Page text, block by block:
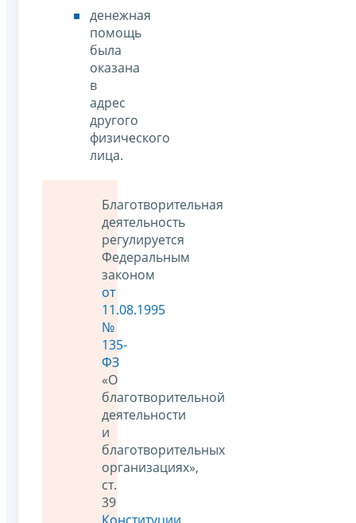
денежная
помощь
была
оказана
в
адрес
другого
физического
лица.
Благотворительная
деятельность
регулируется
Федеральным
законом
от
11.08.1995
№
135-
ФЗ
«О
благотворительной
деятельности
и
благотворительных
организациях»,
ст.
39